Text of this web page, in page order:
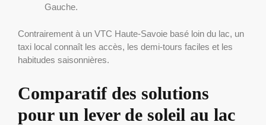
Gauche.
Contrairement à un VTC Haute-Savoie basé loin du lac, un
taxi local connaît les accès, les demi-tours faciles et les
habitudes saisonnières.
Comparatif des solutions
pour un lever de soleil au lac